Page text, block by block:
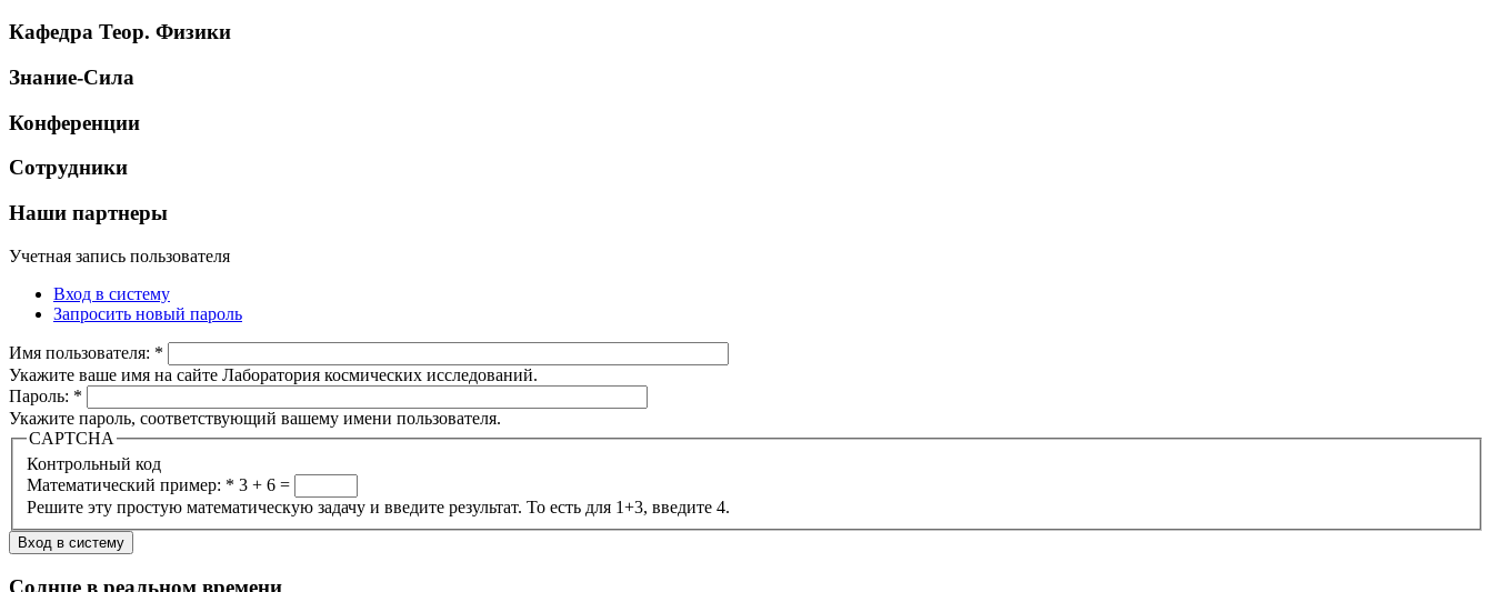
Кафедра Теор. Физики
Знание-Сила
Конференции
Сотрудники
Наши партнеры
Учетная запись пользователя
Вход в систему
Запросить новый пароль
Имя пользователя: *
Укажите ваше имя на сайте Лаборатория космических исследований.
Пароль: *
Укажите пароль, соответствующий вашему имени пользователя.
CAPTCHA
Контрольный код
Математический пример: * 3 + 6 =
Решите эту простую математическую задачу и введите результат. То есть для 1+3, введите 4.
Солнце в реальном времени